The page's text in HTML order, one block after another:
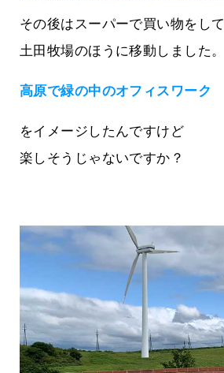
その後はスーパーで買い物をして
土田牧場のほうに移動しました。
高原で緑の中のオフィスワーク
をイメージしたんですけど
楽しそうじゃないですか？